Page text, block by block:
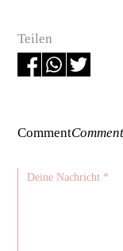
Teilen
CommentComment